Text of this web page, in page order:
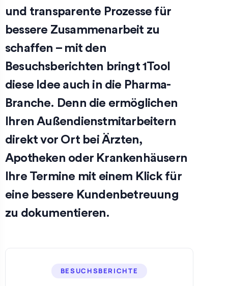
und transparente Prozesse für
bessere Zusammenarbeit zu
schaffen – mit den
Besuchsberichten bringt 1Tool
diese Idee auch in die Pharma-
Branche. Denn die ermöglichen
Ihren Außendienstmitarbeitern
direkt vor Ort bei Ärzten,
Apotheken oder Krankenhäusern
Ihre Termine mit einem Klick für
eine bessere Kundenbetreuung
zu dokumentieren.
BESUCHSBERICHTE